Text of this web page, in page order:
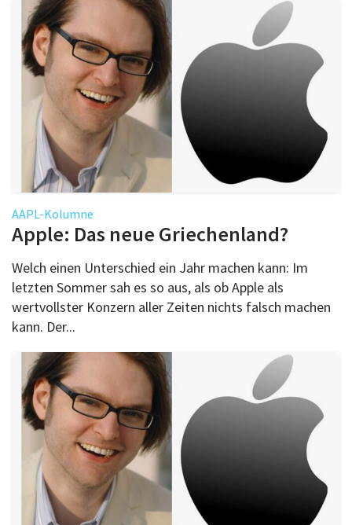
AAPL-Kolumne
Apple: Das neue Griechenland?
Welch einen Unterschied ein Jahr machen kann: Im
letzten Sommer sah es so aus, als ob Apple als
wertvollster Konzern aller Zeiten nichts falsch machen
kann. Der...